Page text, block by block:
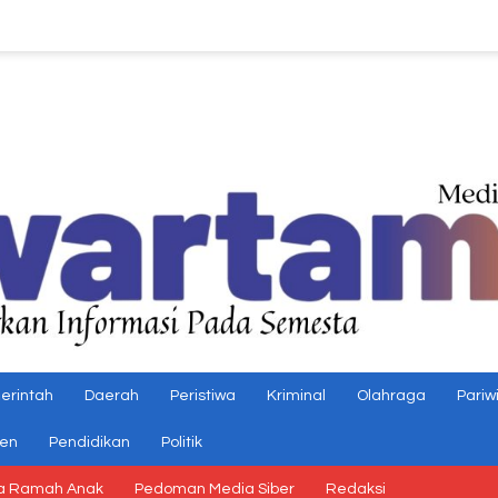
Daerah Peristiwa Kriminal Olahraga
Pendidikan Politik
Ramah Anak Pedoman Media Siber Redaksi